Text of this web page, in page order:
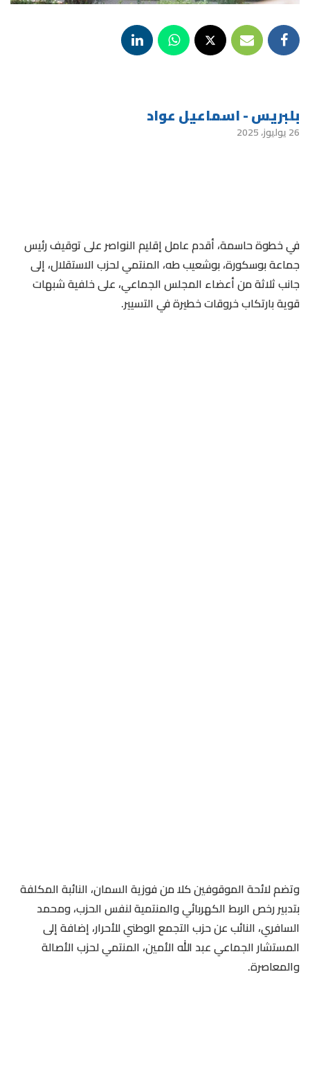
بلبريس - اسماعيل عواد
26 يوليوز، 2025
في خطوة حاسمة، أقدم عامل إقليم النواصر على توقيف رئيس
جماعة بوسكورة، بوشعيب طه، المنتمي لحزب الاستقلال، إلى
جانب ثلاثة من أعضاء المجلس الجماعي، على خلفية شبهات
قوية بارتكاب خروقات خطيرة في التسيير.
وتضم لائحة الموقوفين كلا من فوزية السمان، النائبة المكلفة
بتدبير رخص الربط الكهربائي والمنتمية لنفس الحزب، ومحمد
السافري، النائب عن حزب التجمع الوطني للأحرار، إضافة إلى
المستشار الجماعي عبد الله الأمين، المنتمي لحزب الأصالة
والمعاصرة.